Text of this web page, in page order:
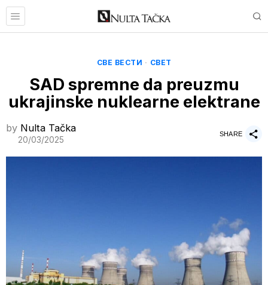
СВЕ ВЕСТИ · СВЕТ
SAD spremne da preuzmu
ukrajinske nuklearne elektrane
by Nulta Tačka
20/03/2025
SHARE